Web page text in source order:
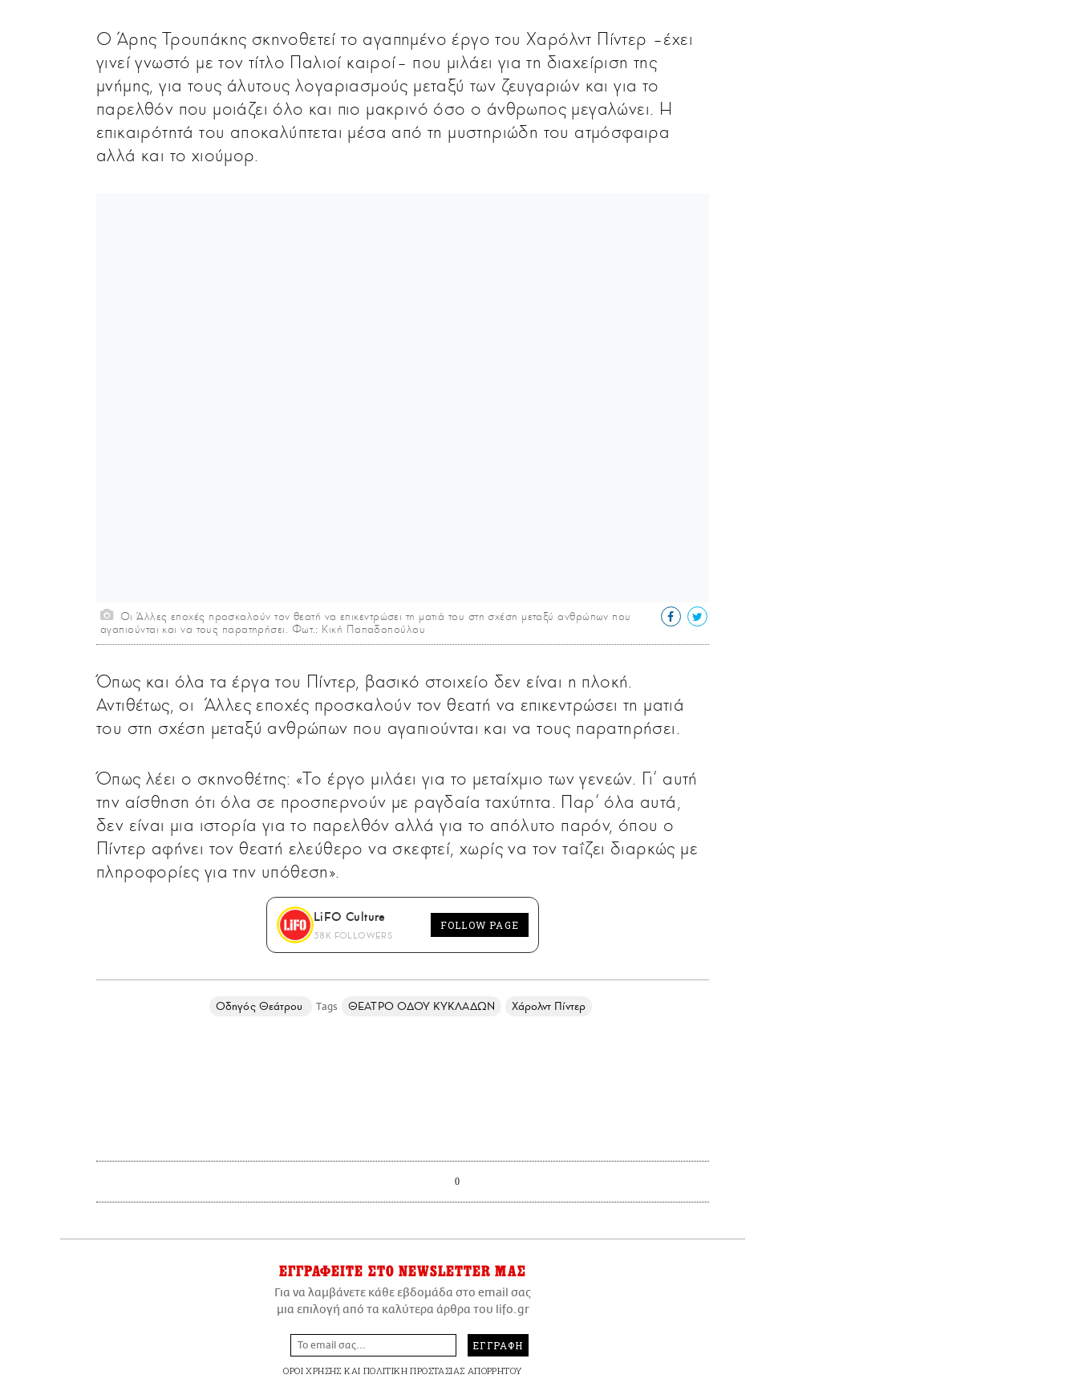
Ο Άρης Τρουπάκης σκηνοθετεί το αγαπημένο έργο του Χαρόλντ Πίντερ –έχει
γινεί γνωστό με τον τίτλο Παλιοί καιροί– που μιλάει για τη διαχείριση της
μνήμης, για τους άλυτους λογαριασμούς μεταξύ των ζευγαριών και για το
παρελθόν που μοιάζει όλο και πιο μακρινό όσο ο άνθρωπος μεγαλώνει. Η
επικαιρότητά του αποκαλύπτεται μέσα από τη μυστηριώδη του ατμόσφαιρα
αλλά και το χιούμορ.
Οι Άλλες εποχές προσκαλούν τον θεατή να επικεντρώσει τη ματιά του στη σχέση μεταξύ ανθρώπων που
αγαπιούνται και να τους παρατηρήσει. Φωτ.: Κική Παπαδοπούλου
Όπως και όλα τα έργα του Πίντερ, βασικό στοιχείο δεν είναι η πλοκή.
Αντιθέτως, οι Άλλες εποχές προσκαλούν τον θεατή να επικεντρώσει τη ματιά
του στη σχέση μεταξύ ανθρώπων που αγαπιούνται και να τους παρατηρήσει.
Όπως λέει ο σκηνοθέτης: «Το έργο μιλάει για το μεταίχμιο των γενεών. Γι’ αυτή
την αίσθηση ότι όλα σε προσπερνούν με ραγδαία ταχύτητα. Παρ’ όλα αυτά,
δεν είναι μια ιστορία για το παρελθόν αλλά για το απόλυτο παρόν, όπου ο
Πίντερ αφήνει τον θεατή ελεύθερο να σκεφτεί, χωρίς να τον ταΐζει διαρκώς με
πληροφορίες για την υπόθεση».
LiFO Culture
58K FOLLOWERS
FOLLOW PAGE
Οδηγός Θεάτρου ΘΕΑΤΡΟ ΟΔΟΥ ΚΥΚΛΑΔΩΝ Χάρολντ Πίντερ
0
ΕΓΓΡΑΦΕΙΤΕ ΣΤΟ NEWSLETTER ΜΑΣ
Για να λαμβάνετε κάθε εβδομάδα στο email σας
μια επιλογή από τα καλύτερα άρθρα του lifo.gr
ΕΓΓΡΑΦΗ
ΟΡΟΙ ΧΡΗΣΗΣ ΚΑΙ ΠΟΛΙΤΙΚΗ ΠΡΟΣΤΑΣΙΑΣ ΑΠΟΡΡΗΤΟΥ